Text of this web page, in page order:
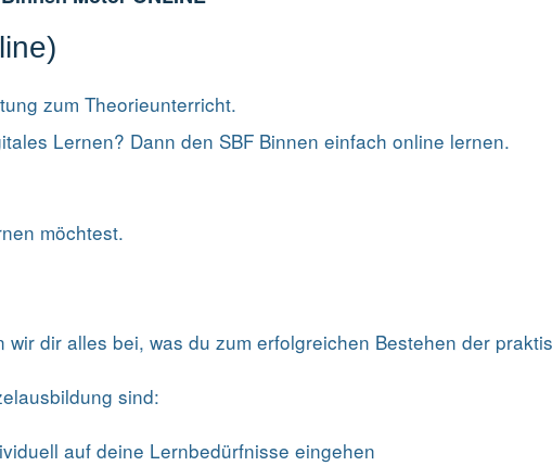
zum Theorieunterricht.
Lernen? Dann den SBF Binnen einfach online lernen.
möchtest.
dir alles bei, was du zum erfolgreichen Bestehen der
sind:
auf deine Lernbedürfnisse eingehen